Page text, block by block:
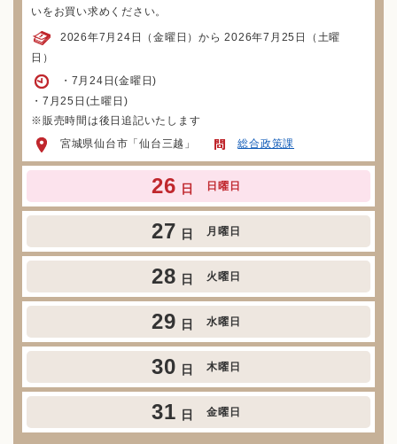
いをお買い求めください。
2026年7月24日（金曜日）から 2026年7月25日（土曜
日）
・7月24日(金曜日)
・7月25日(土曜日)
※販売時間は後日追記いたします
宮城県仙台市「仙台三越」
総合政策課
26 日 日曜日
27 日 月曜日
28 日 火曜日
29 日 水曜日
30 日 木曜日
31 日 金曜日